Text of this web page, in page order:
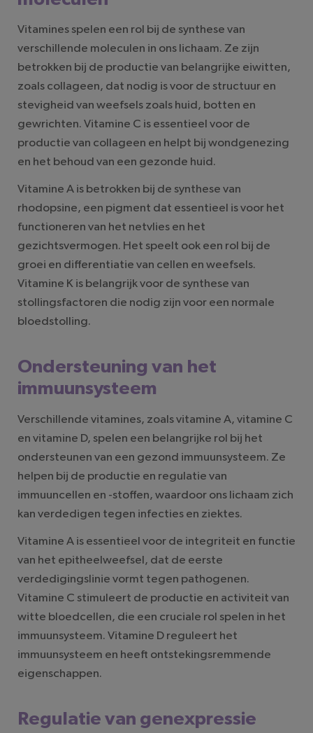
Vitamines spelen een rol bij de synthese van
verschillende moleculen in ons lichaam. Ze zijn
betrokken bij de productie van belangrijke eiwitten,
zoals collageen, dat nodig is voor de structuur en
stevigheid van weefsels zoals huid, botten en
gewrichten. Vitamine C is essentieel voor de
productie van collageen en helpt bij wondgenezing
en het behoud van een gezonde huid.
Vitamine A is betrokken bij de synthese van
rhodopsine, een pigment dat essentieel is voor het
functioneren van het netvlies en het
gezichtsvermogen. Het speelt ook een rol bij de
groei en differentiatie van cellen en weefsels.
Vitamine K is belangrijk voor de synthese van
stollingsfactoren die nodig zijn voor een normale
bloedstolling.
Ondersteuning van het
immuunsysteem
Verschillende vitamines, zoals vitamine A, vitamine C
en vitamine D, spelen een belangrijke rol bij het
ondersteunen van een gezond immuunsysteem. Ze
helpen bij de productie en regulatie van
immuuncellen en -stoffen, waardoor ons lichaam zich
kan verdedigen tegen infecties en ziektes.
Vitamine A is essentieel voor de integriteit en functie
van het epitheelweefsel, dat de eerste
verdedigingslinie vormt tegen pathogenen.
Vitamine C stimuleert de productie en activiteit van
witte bloedcellen, die een cruciale rol spelen in het
immuunsysteem. Vitamine D reguleert het
immuunsysteem en heeft ontstekingsremmende
eigenschappen.
Regulatie van genexpressie